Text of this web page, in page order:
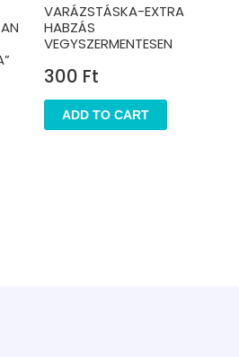
VARÁZSTÁSKA-EXTRA
HABZÁS
VEGYSZERMENTESEN
300 Ft
ADD TO CART